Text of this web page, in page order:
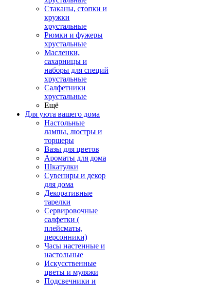
Стаканы, стопки и
кружки
хрустальные
Рюмки и фужеры
хрустальные
Масленки,
сахарницы и
наборы для специй
хрустальные
Салфетники
хрустальные
Ещё
Для уюта вашего дома
Настольные
лампы, люстры и
торшеры
Вазы для цветов
Ароматы для дома
Шкатулки
Сувениры и декор
для дома
Декоративные
тарелки
Сервировочные
салфетки (
плейсматы,
персонники)
Часы настенные и
настольные
Искусственные
цветы и муляжи
Подсвечники и